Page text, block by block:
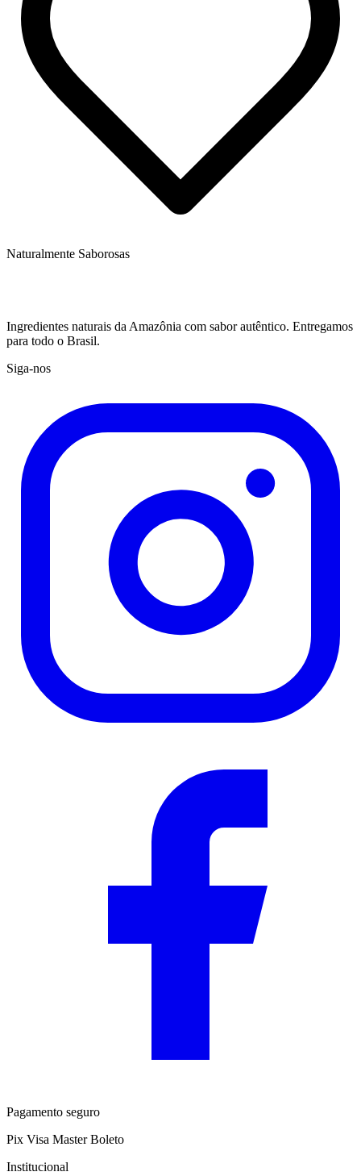
Naturalmente Saborosas
Ingredientes naturais da Amazônia com sabor autêntico. Entregamos
para todo o Brasil.
Siga-nos
Pagamento seguro
Pix Visa Master Boleto
Institucional